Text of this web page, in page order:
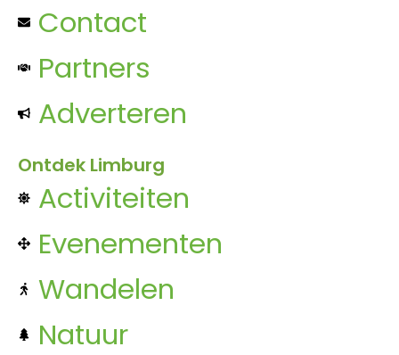
Contact
Partners
Adverteren
Ontdek Limburg
Activiteiten
Evenementen
Wandelen
Natuur